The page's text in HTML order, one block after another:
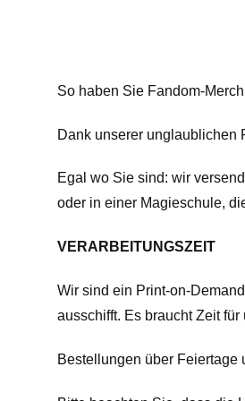
So haben Sie Fandom-
Dank unserer unglaublichen
Egal wo Sie sind: wir
oder in einer Magieschule,
VERARBEITUNGSZEIT
Wir sind ein Print-on-
ausschifft. Es braucht Zeit
Bestellungen über Feiertage